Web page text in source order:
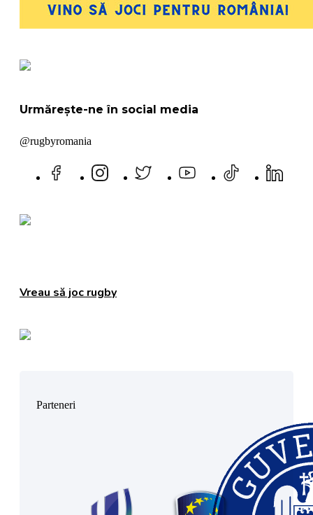
Urmărește-ne în social media
@rugbyromania
Vreau să joc rugby
Parteneri